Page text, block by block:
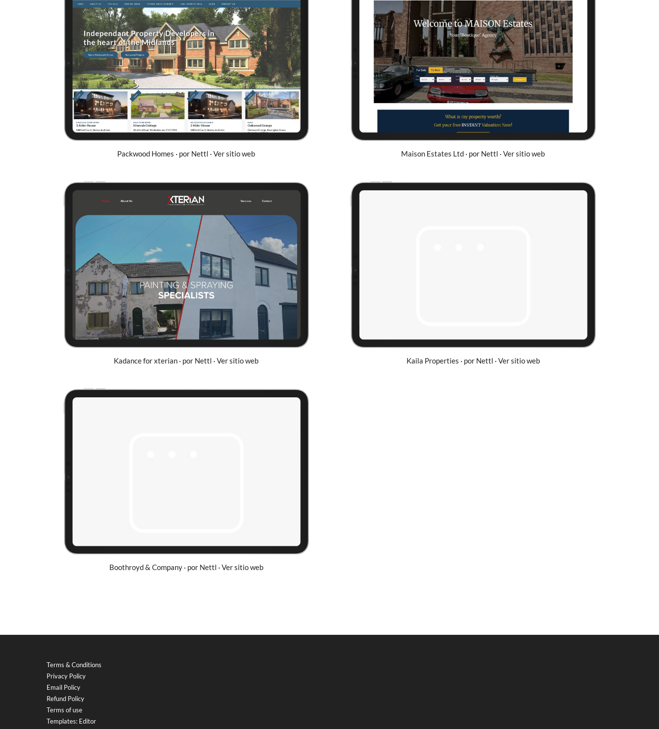
Packwood Homes · por Nettl · Ver sitio web Maison Estates Ltd · por Nettl · Ver sitio web
Kadance for xterian · por Nettl · Ver sitio web Kaila Properties · por Nettl · Ver sitio web
Boothroyd & Company · por Nettl · Ver sitio web
Terms & Conditions
Privacy Policy
Email Policy
Refund Policy
Terms of use
Templates: Editor